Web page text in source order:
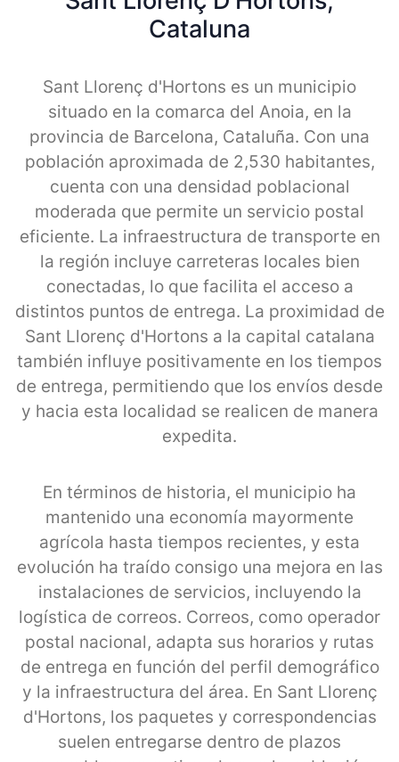
Cataluna
Sant Llorenç d'Hortons es un municipio
situado en la comarca del Anoia, en la
provincia de Barcelona, Cataluña. Con una
población aproximada de 2,530 habitantes,
cuenta con una densidad poblacional
moderada que permite un servicio postal
eficiente. La infraestructura de transporte en
la región incluye carreteras locales bien
conectadas, lo que facilita el acceso a
distintos puntos de entrega. La proximidad de
Sant Llorenç d'Hortons a la capital catalana
también influye positivamente en los tiempos
de entrega, permitiendo que los envíos desde
y hacia esta localidad se realicen de manera
expedita.
En términos de historia, el municipio ha
mantenido una economía mayormente
agrícola hasta tiempos recientes, y esta
evolución ha traído consigo una mejora en las
instalaciones de servicios, incluyendo la
logística de correos. Correos, como operador
postal nacional, adapta sus horarios y rutas
de entrega en función del perfil demográfico
y la infraestructura del área. En Sant Llorenç
d'Hortons, los paquetes y correspondencias
suelen entregarse dentro de plazos